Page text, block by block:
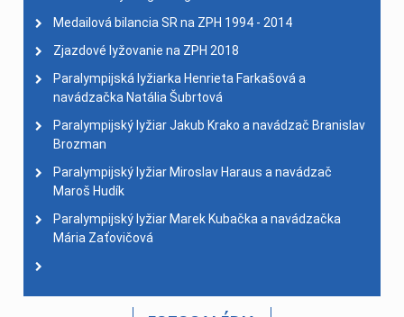
Medailová bilancia SR na ZPH 1994 - 2014
Zjazdové lyžovanie na ZPH 2018
Paralympijská lyžiarka Henrieta Farkašová a
navádzačka Natália Šubrtová
Paralympijský lyžiar Jakub Krako a navádzač Branislav
Brozman
Paralympijský lyžiar Miroslav Haraus a navádzač
Maroš Hudík
Paralympijský lyžiar Marek Kubačka a navádzačka
Mária Zaťovičová